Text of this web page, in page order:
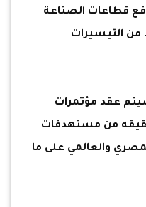
قطاعات الصناعة
من التيسيرات
عقد مؤتمرات
من مستهدفات
والعالمي على ما